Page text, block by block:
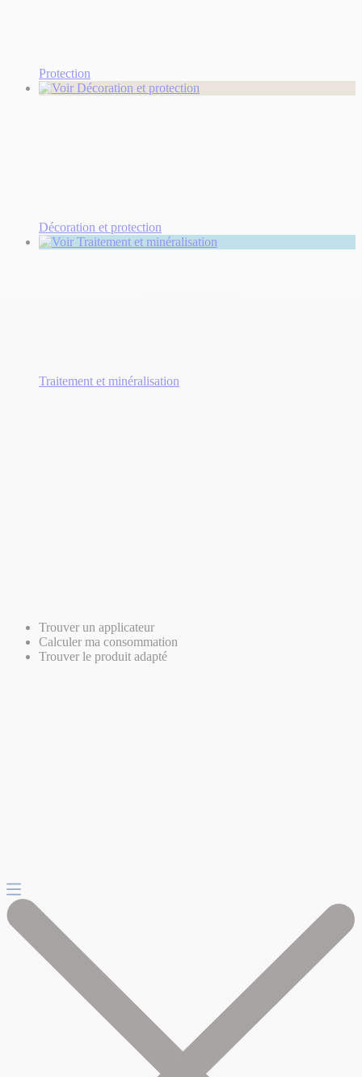
Protection
Décoration et protection
Traitement et minéralisation
Trouver un applicateur
Calculer ma consommation
Trouver le produit adapté